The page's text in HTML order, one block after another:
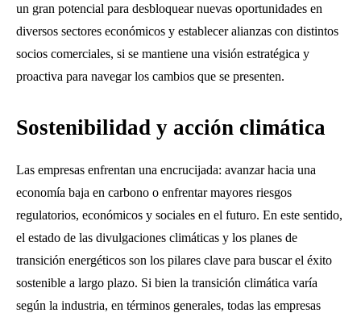
un gran potencial para desbloquear nuevas oportunidades en
diversos sectores económicos y establecer alianzas con distintos
socios comerciales, si se mantiene una visión estratégica y
proactiva para navegar los cambios que se presenten.
Sostenibilidad y acción climática
Las empresas enfrentan una encrucijada: avanzar hacia una
economía baja en carbono o enfrentar mayores riesgos
regulatorios, económicos y sociales en el futuro. En este sentido,
el estado de las divulgaciones climáticas y los planes de
transición energéticos son los pilares clave para buscar el éxito
sostenible a largo plazo. Si bien la transición climática varía
según la industria, en términos generales, todas las empresas